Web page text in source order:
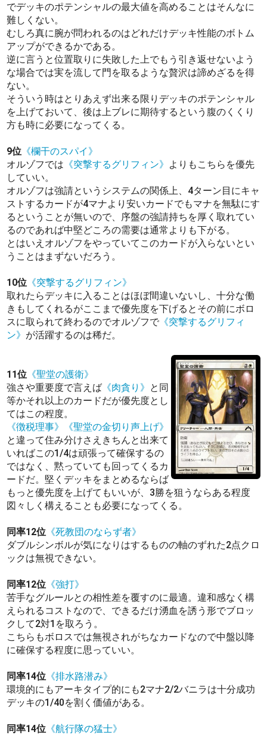
でデッキのポテンシャルの最大値を高めることはそんなに
難しくない。
むしろ真に腕が問われるのはどれだけデッキ性能のボトム
アップができるかである。
逆に言うと位置取りに失敗した上でもう引き返せないよう
な場合では実を流して門を取るような贅沢は諦めざるを得
ない。
そういう時はとりあえず出来る限りデッキのポテンシャル
を上げておいて、後は上ブレに期待するという腹のくくり
方も時に必要になってくる。
9位 《欄干のスパイ》
オルゾフでは 《突撃するグリフィン》 よりもこちらを優先
していい。
オルゾフは強請というシステムの関係上、4ターン目にキャ
ストするカードが4マナより安いカードでもマナを無駄にす
るということが無いので、序盤の強請持ちを厚く取れてい
るのであれば中堅どころの需要は通常よりも下がる。
とはいえオルゾフをやっていてこのカードが入らないとい
うことはまずないだろう。
10位 《突撃するグリフィン》
取れたらデッキに入ることはほぼ間違いないし、十分な働
きもしてくれるがここまで優先度を下げるとその前にボロ
スに取られて終わるのでオルゾフで 《突撃するグリフィ
ン》 が活躍するのは稀だ。
11位 《聖堂の護衛》
強さや重要度で言えば 《肉貪り》 と同
等かそれ以上のカードだが優先度とし
てはこの程度。
《徴税理事》
《聖堂の金切り声上げ》
と違って住み分けさえきちんと出来て
いればこの1/4は頑張って確保するの
ではなく、黙っていても回ってくるカ
ードだ。堅くデッキをまとめるならば
もっと優先度を上げてもいいが、3勝を狙うならある程度
図々しく構えることも必要になってくる。
同率12位 《死教団のならず者》
ダブルシンボルが気になりはするものの軸のずれた2点クロ
ックは無視できない。
同率12位 《強打》
苦手なグルールとの相性差を覆すのに最適。違和感なく構
えられるコストなので、できるだけ湧血を誘う形でブロッ
クして2対1を取ろう。
こちらもボロスでは無視されがちなカードなので中盤以降
に確保する程度に思っていい。
同率14位 《排水路潜み》
環境的にもアーキタイプ的にも2マナ2/2バニラは十分成功
デッキの1/40を割く価値がある。
同率14位 《航行隊の猛士》